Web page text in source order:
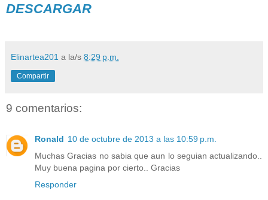
DESCARGAR
Elinartea201 a la/s 8:29 p.m.
Compartir
9 comentarios:
Ronald 10 de octubre de 2013 a las 10:59 p.m.
Muchas Gracias no sabia que aun lo seguian actualizando..
Muy buena pagina por cierto.. Gracias
Responder